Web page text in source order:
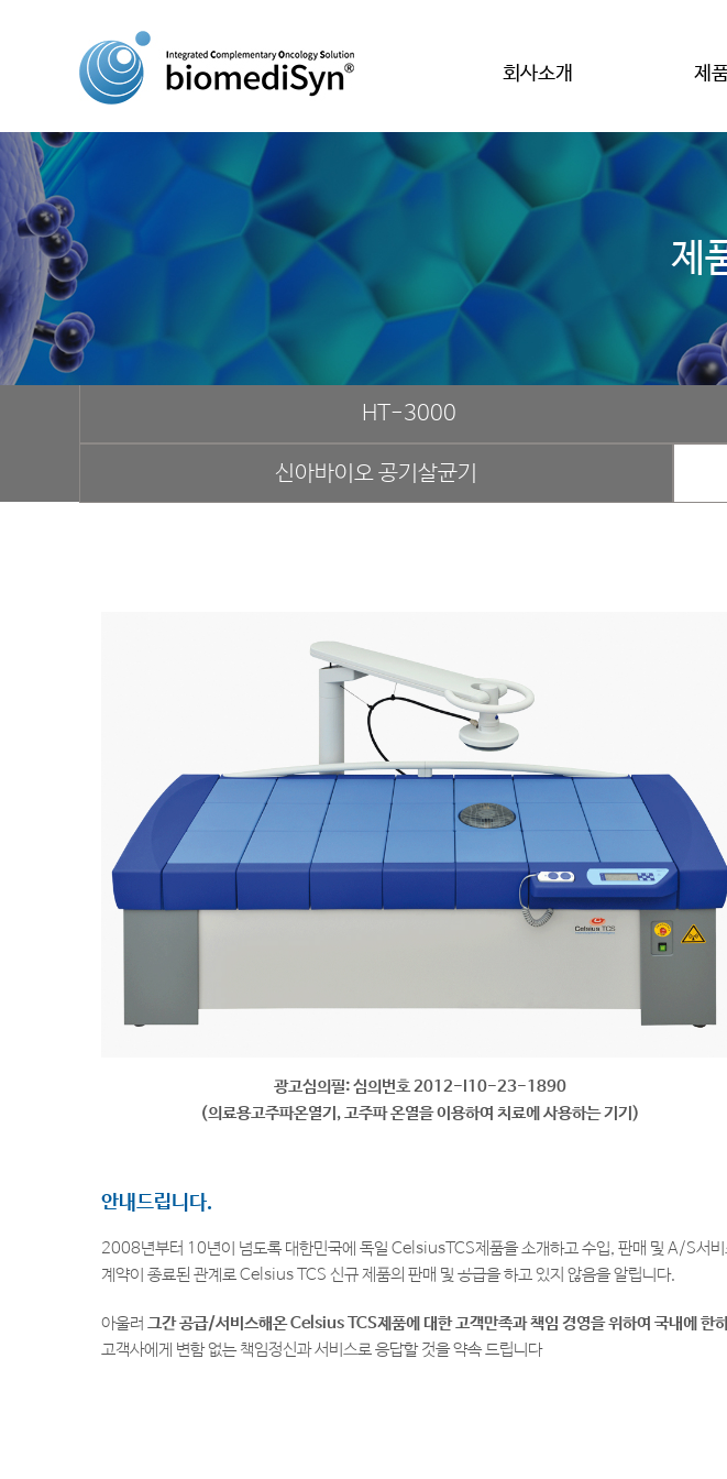
회사소개 제
제
HT-3000
신아바이오 공기살균기
광고심의필: 심의번호 2012-I10-23-1890
(의료용고주파온열기, 고주파 온열을 이용하여 치료에 사용하는 기기)
안내드립니다.
2008년부터 10년이 넘도록 대한민국에 독일 CelsiusTCS제품을 소개하고 수입, 판매 및 A/S
계약이 종료된 관계로 Celsius TCS 신규 제품의 판매 및 공급을 하고 있지 않음을 알립니다.
아울러 그간 공급/서비스해온 Celsius TCS제품에 대한 고객만족과 책임 경영을 위하여 국내에 한
고객사에게 변함 없는 책임정신과 서비스로 응답할 것을 약속 드립니다